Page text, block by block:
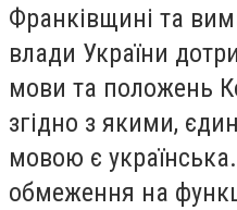
Франківщині та
влади України
мови та положень
згідно з якими,
мовою є
обмеження на